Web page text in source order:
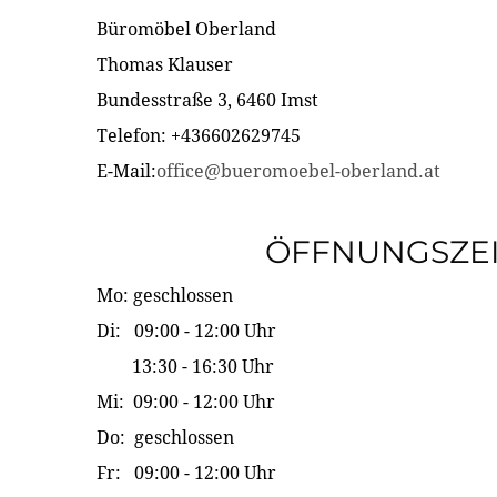
Büromöbel Oberland
Thomas Klauser
Bundesstraße 3, 6460 Imst
Telefon: +436602629745
E-Mail:office@bueromoebel-oberland.at
Mo: geschlossen
Di: 09:00 - 12:00 Uhr
13:30 - 16:30 Uhr
Mi: 09:00 - 12:00 Uhr
Do: geschlossen
Fr: 09:00 - 12:00 Uhr